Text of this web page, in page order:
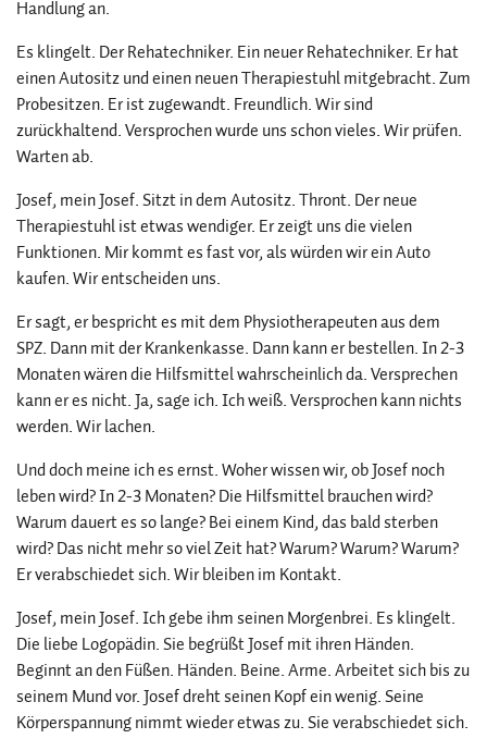
Handlung an.
Es klingelt. Der Rehatechniker. Ein neuer Rehatechniker. Er hat
einen Autositz und einen neuen Therapiestuhl mitgebracht. Zum
Probesitzen. Er ist zugewandt. Freundlich. Wir sind
zurückhaltend. Versprochen wurde uns schon vieles. Wir prüfen.
Warten ab.
Josef, mein Josef. Sitzt in dem Autositz. Thront. Der neue
Therapiestuhl ist etwas wendiger. Er zeigt uns die vielen
Funktionen. Mir kommt es fast vor, als würden wir ein Auto
kaufen. Wir entscheiden uns.
Er sagt, er bespricht es mit dem Physiotherapeuten aus dem
SPZ. Dann mit der Krankenkasse. Dann kann er bestellen. In 2-3
Monaten wären die Hilfsmittel wahrscheinlich da. Versprechen
kann er es nicht. Ja, sage ich. Ich weiß. Versprochen kann nichts
werden. Wir lachen.
Und doch meine ich es ernst. Woher wissen wir, ob Josef noch
leben wird? In 2-3 Monaten? Die Hilfsmittel brauchen wird?
Warum dauert es so lange? Bei einem Kind, das bald sterben
wird? Das nicht mehr so viel Zeit hat? Warum? Warum? Warum?
Er verabschiedet sich. Wir bleiben im Kontakt.
Josef, mein Josef. Ich gebe ihm seinen Morgenbrei. Es klingelt.
Die liebe Logopädin. Sie begrüßt Josef mit ihren Händen.
Beginnt an den Füßen. Händen. Beine. Arme. Arbeitet sich bis zu
seinem Mund vor. Josef dreht seinen Kopf ein wenig. Seine
Körperspannung nimmt wieder etwas zu. Sie verabschiedet sich.